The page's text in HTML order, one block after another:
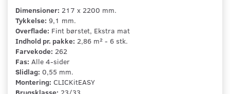
Dimensioner: 217 x 2200 mm.
Tykkelse: 9,1 mm.
Overflade: Fint børstet, Ekstra mat
Indhold pr. pakke: 2,86 m² - 6 stk.
Farvekode: 262
Fas: Alle 4-sider
Slidlag: 0,55 mm.
Montering: CLICKitEASY